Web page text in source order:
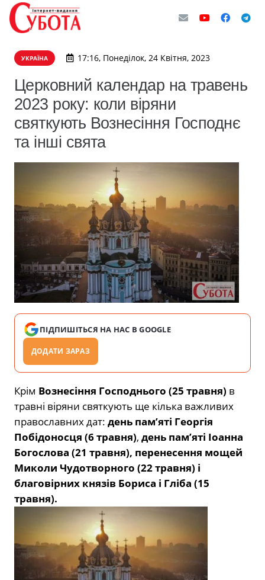
УКРАЇНА 17:16, Понеділок, 24 Квітня, 2023
Церковний календар на травень
2023 року: коли віряни
святкують Вознесіння Господнє
та інші свята
ПІДПИШІТЬСЯ НА НАС В GOOGLE
ДОДАТИ ЗАРАЗ
Крім Вознесіння Господнього (25 травня) в
травні віряни святкують ще кілька важливих
православних дат: день пам’яті Георгія
Побідоносця (6 травня), день пам’яті Іоанна
Богослова (21 травня), перенесення мощей
Миколи Чудотворного (22 травня) і
благовірних князів Бориса і Гліба (15
травня).